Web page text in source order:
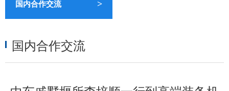
国内合作交流 >
国内合作交流